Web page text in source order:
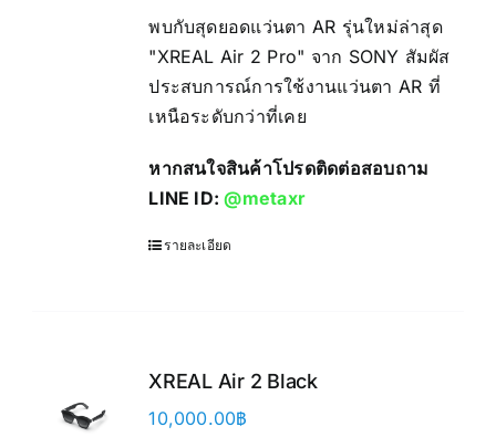
พบกับสุดยอดแว่นตา AR รุ่นใหม่ล่าสุด
"XREAL Air 2 Pro" จาก SONY สัมผัส
ประสบการณ์การใช้งานแว่นตา AR ที่
เหนือระดับกว่าที่เคย
หากสนใจสินค้าโปรดติดต่อสอบถาม
LINE ID:@metaxr
รายละเอียด
XREAL Air 2 Black
10,000.00฿